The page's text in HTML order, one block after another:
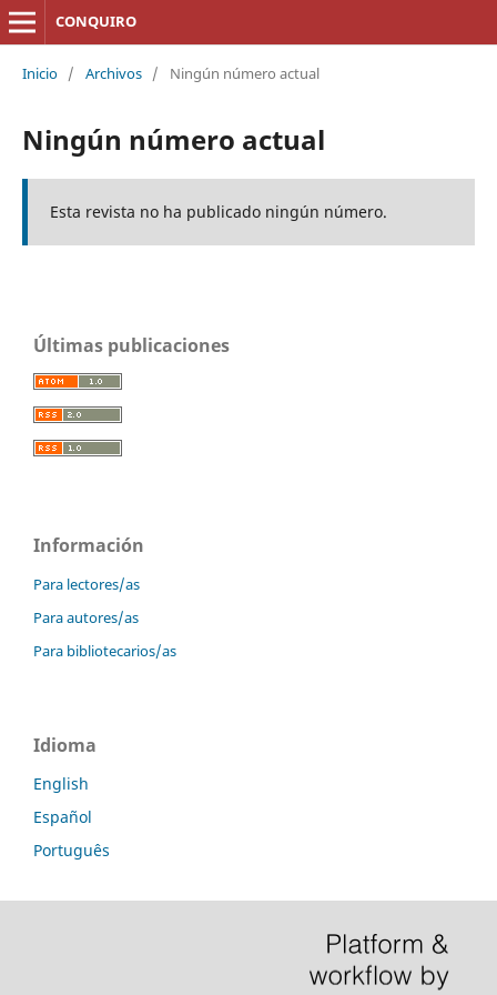
CONQUIRO
Inicio / Archivos / Ningún número actual
Ningún número actual
Esta revista no ha publicado ningún número.
Últimas publicaciones
Información
Para lectores/as
Para autores/as
Para bibliotecarios/as
Idioma
English
Español
Português